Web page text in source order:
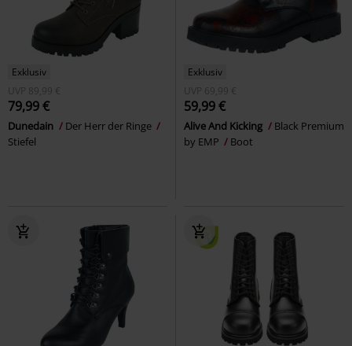
Exklusiv
UVP
89,99 €
79,99 €
Dunedain
Der Herr der Ringe
Stiefel
Exklusiv
UVP
69,99 €
59,99 €
Alive And Kicking
Black Premium
by EMP
Boot